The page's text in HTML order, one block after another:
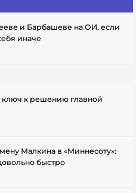
и Барбашеве на ОИ, если
иначе
к решению главной
Малкина в «Миннесоту»:
быстро